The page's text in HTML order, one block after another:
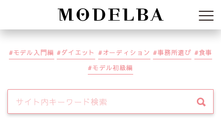
Modelba
モデル入門編 ダイエット オーディション 事務所選び
食事
モデル初級編